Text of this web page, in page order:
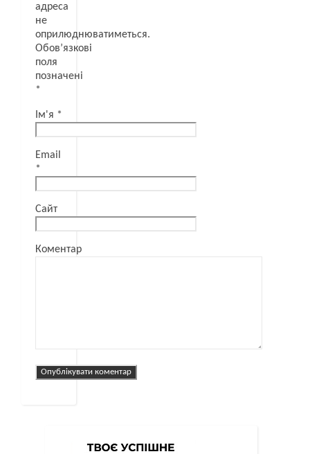
адреса
не
оприлюднюватиметься.
Обов’язкові
поля
позначені
*
Ім'я *
Email
*
Сайт
Коментар